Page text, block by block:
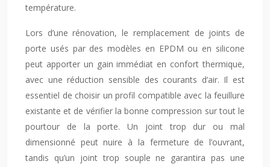
température.
Lors d’une rénovation, le remplacement de joints de
porte usés par des modèles en EPDM ou en silicone
peut apporter un gain immédiat en confort thermique,
avec une réduction sensible des courants d’air. Il est
essentiel de choisir un profil compatible avec la feuillure
existante et de vérifier la bonne compression sur tout le
pourtour de la porte. Un joint trop dur ou mal
dimensionné peut nuire à la fermeture de l’ouvrant,
tandis qu’un joint trop souple ne garantira pas une